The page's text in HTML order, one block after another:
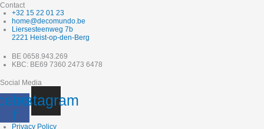
Contact
+32 15 22 01 23
home@decomundo.be
Liersesteenweg 7b
2221 Heist-op-den-Berg
BE 0658.943.269
KBC: BE69 7360 2473 6478
Social Media
f
Instagram
Privacy Policy